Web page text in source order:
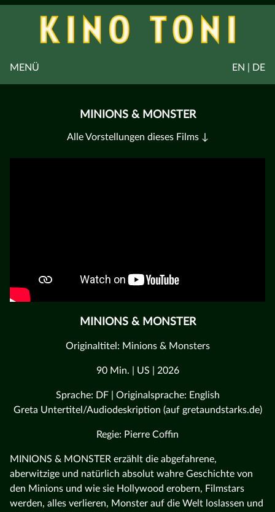
EN | DE
MENÜ
MINIONS & MONSTER
Alle Vorstellungen dieses Films ↓
MINIONS & MONSTER
Originaltitel: Minions & Monsters
90 Min. | US | 2026
Sprache: DF | Originalsprache: English
Greta Untertitel/Audiodeskription (auf gretaundstarks.de)
Regie: Pierre Coffin
MINIONS & MONSTER erzählt die abgefahrene,
aberwitzige und natürlich absolut wahre Geschichte von
den Minions und wie sie Hollywood erobern, Filmstars
werden, alles verlieren, Monster auf die Welt loslassen und